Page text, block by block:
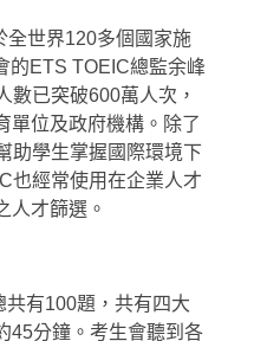
世界120多個國家施
的ETS TOEIC總監余峰
數已突破600萬人次，
單位及政府機構。除了
助學生掌握國際環境下
也經常使用在企業人才
人才篩選。
有100題，共有四大
45分鐘。考生會聽到各